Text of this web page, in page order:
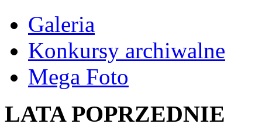
Galeria
Konkursy archiwalne
Mega Foto
LATA POPRZEDNIE